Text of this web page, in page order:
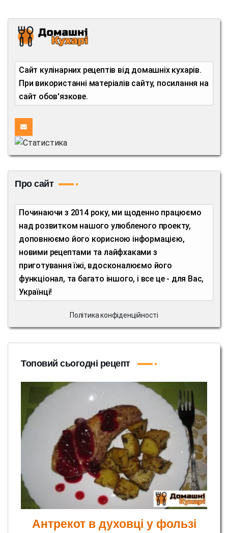
Сайт кулінарних рецептів від домашніх кухарів.
При використанні матеріалів сайту, посилання на
сайт обов'язкове.
Про сайт
Починаючи з 2014 року, ми щоденно працюємо
над розвитком нашого улюбленого проекту,
доповнюємо його корисною інформацією,
новими рецептами та лайфхаками з
приготування їжі, вдосконалюємо його
функціонал, та багато іншого, і все це - для Вас,
Українці!
Політика конфіденційності
Топовий сьогодні рецепт
Антрекот в духовці у фользі